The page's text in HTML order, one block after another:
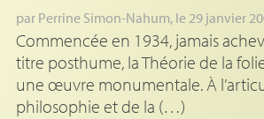
par Perrine Simon-Nahum, le 29 janvier
Commencée en 1934, jamais
titre posthume, la Théorie de la
une œuvre monumentale. À
philosophie et de la (…)